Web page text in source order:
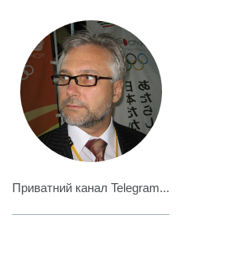
Приватний канал Telegram...